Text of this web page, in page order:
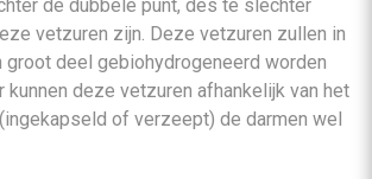
de dubbele punt, des te slechter
vetzuren zijn. Deze vetzuren zullen in
groot deel gebiohydrogeneerd worden
kunnen deze vetzuren afhankelijk van het
of verzeept) de darmen wel